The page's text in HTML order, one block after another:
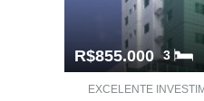
R$855.000 3
EXCELENTE